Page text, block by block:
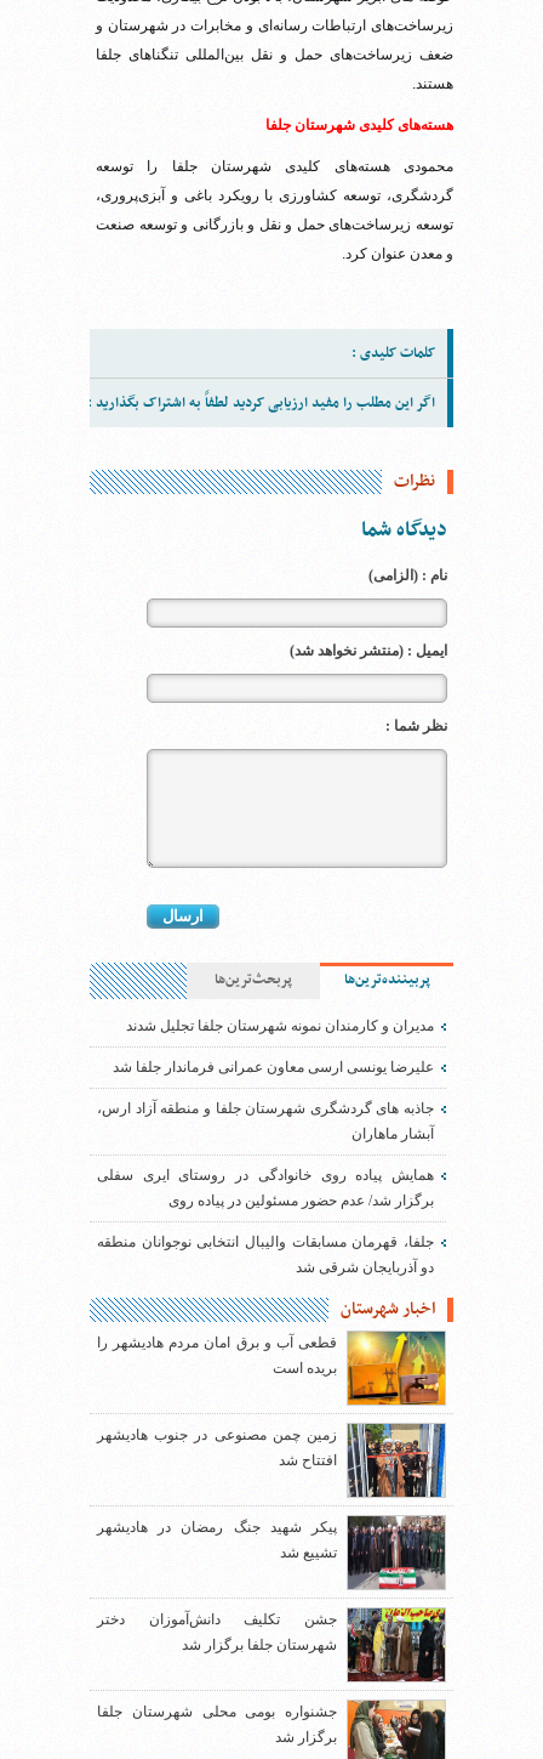
زیرساخت‌های ارتباطات رسانه‌ای و مخابرات در شهرستان و
ضعف زیرساخت‌های حمل و نقل بین‌المللی تنگناهای جلفا
هستند.
هسته‌های کلیدی شهرستان جلفا
محمودی هسته‌های کلیدی شهرستان جلفا را توسعه
گردشگری، توسعه کشاورزی با رویکرد باغی و آبزی‌پروری،
توسعه زیرساخت‌های حمل و نقل و بازرگانی و توسعه صنعت
و معدن عنوان کرد.
کلمات کلیدی :
اگر این مطلب را مفید ارزیابی کردید لطفاً به اشتراک بگذارید :
نظرات
دیدگاه شما
نام : (الزامی)
ایمیل : (منتشر نخواهد شد)
نظر شما :
پربیننده‌ترین‌ها پربحث‌ترین‌ها
مدیران و کارمندان نمونه شهرستان جلفا تجلیل شدند
علیرضا یونسی ارسی معاون عمرانی فرماندار جلفا شد
جاذبه های گردشگری شهرستان جلفا و منطقه آزاد ارس،
آبشار ماهاران
همایش پیاده روی خانوادگی در روستای ایری سفلی
برگزار شد/ عدم حضور مسئولین در پیاده روی
جلفا، قهرمان مسابقات والیبال انتخابی نوجوانان منطقه
دو آذربایجان شرقی شد
اخبار شهرستان
قطعی آب و برق امان مردم هادیشهر را
بریده است
زمین چمن مصنوعی در جنوب هادیشهر
افتتاح شد
پیکر شهید جنگ رمضان در هادیشهر
تشییع شد
جشن تکلیف دانش‌آموزان دختر
شهرستان جلفا برگزار شد
جشنواره بومی محلی شهرستان جلفا
برگزار شد